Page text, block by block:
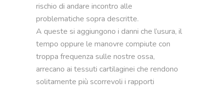
rischio di andare incontro alle
problematiche sopra descritte.
A queste si aggiungono i danni che l’usura, il
tempo oppure le manovre compiute con
troppa frequenza sulle nostre ossa,
arrecano ai tessuti cartilaginei che rendono
solitamente più scorrevoli i rapporti